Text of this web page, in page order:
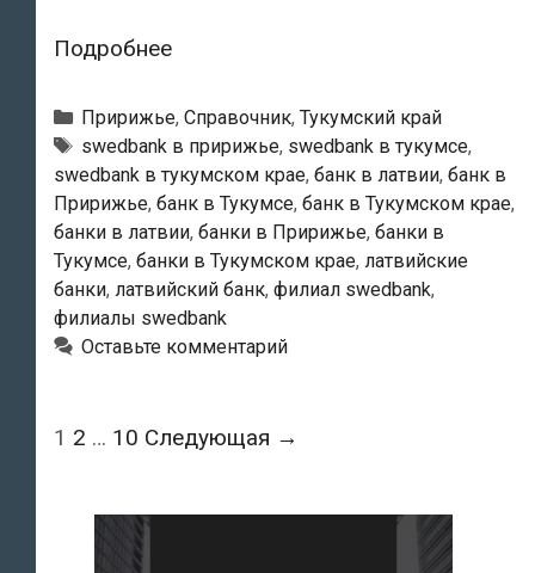
ПодробнееSwedbank
Тукумский
филиал
Рубрики
Пририжье, Справочник, Тукумский край
Тэги
swedbank в пририжье, swedbank в тукумсе,
swedbank в тукумском крае, банк в латвии, банк в
Пририжье, банк в Тукумсе, банк в Тукумском крае,
банки в латвии, банки в Пририжье, банки в
Тукумсе, банки в Тукумском крае, латвийские
банки, латвийский банк, филиал swedbank,
филиалы swedbank
Оставьте комментарий
Навигация
1 2 … 10 Следующая →